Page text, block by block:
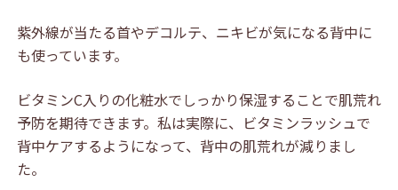
紫外線が当たる首やデコルテ、ニキビが気になる背中に
も使っています。
ビタミンC入りの化粧水でしっかり保湿することで肌荒れ
予防を期待できます。私は実際に、ビタミンラッシュで
背中ケアするようになって、背中の肌荒れが減りまし
た。